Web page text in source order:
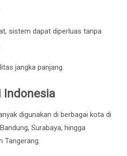
sistem dapat diperluas tanpa
jangka panjang.
digunakan di berbagai kota di
Bandung, Surabaya, hingga
Tangerang.